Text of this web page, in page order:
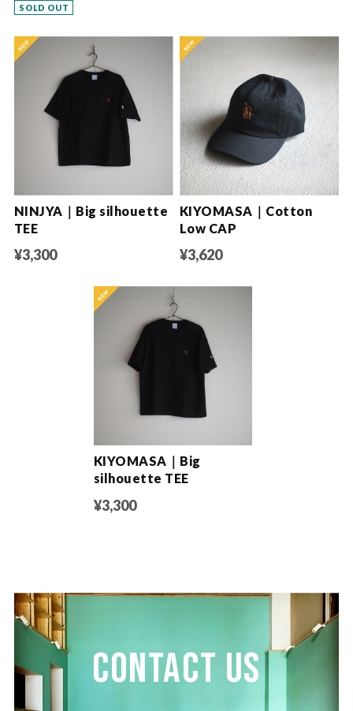
SOLD OUT
NINJYA｜Big silhouette
TEE
¥3,300
KIYOMASA｜Cotton
Low CAP
¥3,620
KIYOMASA｜Big
silhouette TEE
¥3,300
CONTACT US